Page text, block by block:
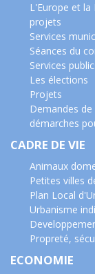
L'Europe et
projets
Services
Séances du
Services
Les élections
Projets
Demandes
démarches
CADRE DE VIE
Animaux
Petites villes
Plan Local
Urbanisme
Propreté,
ECONOMIE